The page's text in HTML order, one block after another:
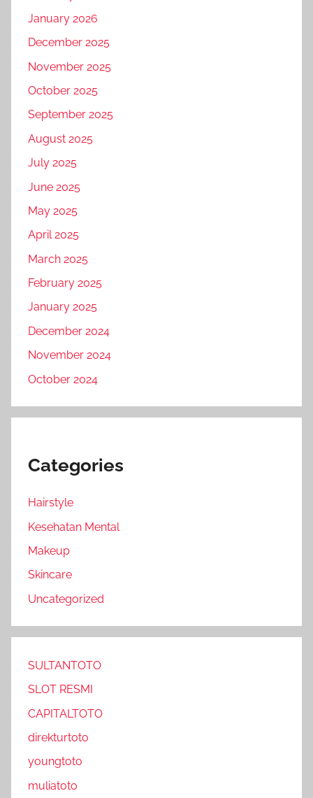
January 2026
December 2025
November 2025
October 2025
September 2025
August 2025
July 2025
June 2025
May 2025
April 2025
March 2025
February 2025
January 2025
December 2024
November 2024
October 2024
Categories
Hairstyle
Kesehatan Mental
Makeup
Skincare
Uncategorized
SULTANTOTO
SLOT RESMI
CAPITALTOTO
direkturtoto
youngtoto
muliatoto